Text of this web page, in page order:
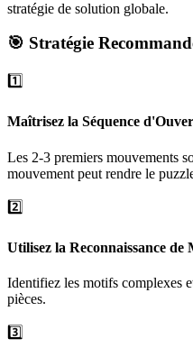
stratégie de solution globale.
🎯 Stratégie
1️⃣
Maîtrisez la Séquence
Les 2-3 premiers mouvements
mouvement peut rendre le
2️⃣
Utilisez la Reconnaissance de
Identifiez les motifs complexes
pièces.
3️⃣